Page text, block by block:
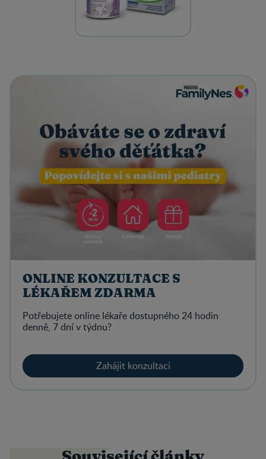
ONLINE KONZULTACE S
LÉKAŘEM ZDARMA
Potřebujete online lékaře dostupného 24 hodin
denně, 7 dní v týdnu?
Zahájit konzultaci